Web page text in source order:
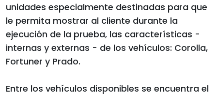
unidades especialmente destinadas para que
le permita mostrar al cliente durante la
ejecución de la prueba, las características -
internas y externas - de los vehículos: Corolla,
Fortuner y Prado.
Entre los vehículos disponibles se encuentra el